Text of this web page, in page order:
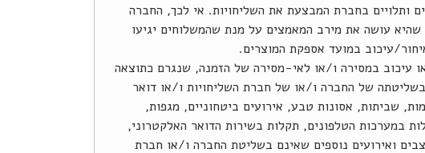
ותלויים בחברת המבצעת את השליחויות. אי לכך, החברה
עושה את מירב המאמצים על מנת שהמשלוחים יגיעו
עיכוב במועד אספקת המוצרים.
עיכוב במסירה ו/או לאי-מסירה של הזמנה, שנגרם כתוצאה
של החברה ו/או של חברת השליחויות ו/או דואר
שביתות, אסונות טבע, אירועים ביטחוניים, מגפות,
במערכות הטלפונים, תקלות בשירות הדואר האלקטרוני,
ואירועים נוספים שאינם בשליטת החברה ו/או חברת